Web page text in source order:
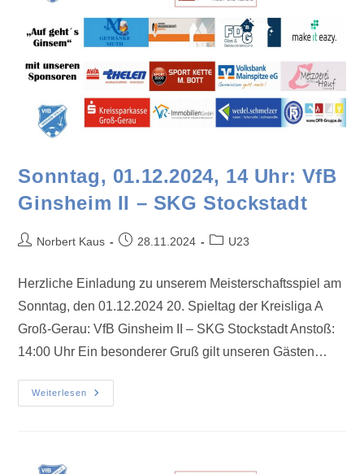
Sonntag, 01.12.2024, 14 Uhr: VfB
Ginsheim II – SKG Stockstadt
Norbert Kaus 28.11.2024 U23
Herzliche Einladung zu unserem Meisterschaftsspiel am
Sonntag, den 01.12.2024 20. Spieltag der Kreisliga A
Groß-Gerau: VfB Ginsheim II – SKG Stockstadt Anstoß:
14:00 Uhr Ein besonderer Gruß gilt unseren Gästen…
Weiterlesen